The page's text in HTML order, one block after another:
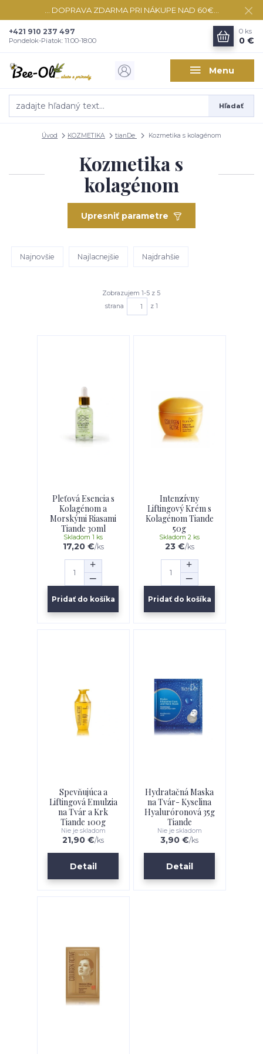
... DOPRAVA ZDARMA PRI NÁKUPE NAD 60€...
Menu
Hľadať
+421 910 237 497
Pondelok-Piatok: 11:00-18:00
0 ks
0 €
Úvod KOZMETIKA tianDe Kozmetika s kolagénom
Kozmetika s
kolagénom
Upresniť parametre
Najnovšie Najlacnejšie Najdrahšie
Zobrazujem 1-5 z 5
strana
z 1
Pleťová Esencia s
Kolagénom a
Morskými Riasami
Tiande 30ml
17,20 €/ks
Skladom 1 ks
Pridať do košíka
Intenzívny
Liftingový Krém s
Kolagénom Tiande
50g
23 €/ks
Skladom 2 ks
Pridať do košíka
Spevňujúca a
Liftingová Emulzia
na Tvár a Krk
Tiande 100g
21,90 €/ks
Nie je skladom
Detail
Hydratačná Maska
na Tvár- Kyselina
Hyaluróronová 35g
Tiande
3,90 €/ks
Nie je skladom
Detail